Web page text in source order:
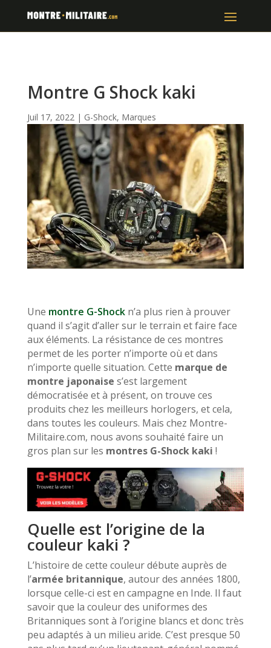
Montre G Shock kaki
Juil 17, 2022| G-Shock, Marques
Une montre G-Shockn’a plus rien à prouver
quand il s’agit d’aller sur le terrain et faire face
aux éléments. La résistance de ces montres
permet de les porter n’importe où et dans
n’importe quelle situation. Cette marque de
montre japonaise s’est largement
démocratisée et à présent, on trouve ces
produits chez les meilleurs horlogers, et cela,
dans toutes les couleurs. Mais chez Montre-
Militaire.com, nous avons souhaité faire un
gros plan sur les montres G-Shock kaki !
Quelle est l’origine de la
couleur kaki ?
L’histoire de cette couleur débute auprès de
l’armée britannique, autour des années 1800,
lorsque celle-ci est en campagne en Inde. Il faut
savoir que la couleur des uniformes des
Britanniques sont à l’origine blancs et donc très
peu adaptés à un milieu aride. C’est presque 50